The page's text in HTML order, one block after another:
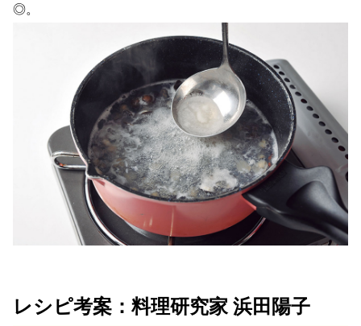
◎。
レシピ考案：料理研究家 浜田陽子